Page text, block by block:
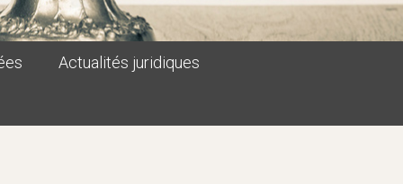
Actualités juridiques